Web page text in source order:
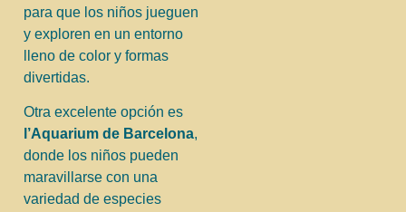
para que los niños jueguen
y exploren en un entorno
lleno de color y formas
divertidas.
Otra excelente opción es
l’Aquarium de Barcelona,
donde los niños pueden
maravillarse con una
variedad de especies